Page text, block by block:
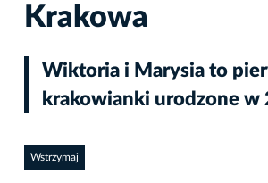
Krakowa
Wiktoria i Marysia to
krakowianki urodzone w
Wstrzymaj